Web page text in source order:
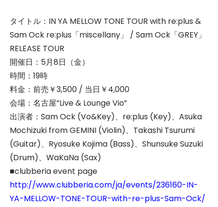
タイトル：IN YA MELLOW TONE TOUR with re:plus &
Sam Ock re:plus「miscellany」 / Sam Ock「GREY」
RELEASE TOUR
開催日：5月8日（金）
時間：19時
料金：前売￥3,500 / 当日￥4,000
会場：名古屋”Live & Lounge Vio”
出演者：Sam Ock (Vo&Key)、re:plus (Key)、Asuka
Mochizuki from GEMINI (Violin)、Takashi Tsurumi
(Guitar)、Ryosuke Kojima (Bass)、Shunsuke Suzuki
(Drum)、WaKaNa (Sax)
■clubberia event page
http://www.clubberia.com/ja/events/236160-IN-
YA-MELLOW-TONE-TOUR-with-re-plus-Sam-Ock/